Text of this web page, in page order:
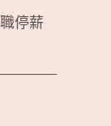
停薪